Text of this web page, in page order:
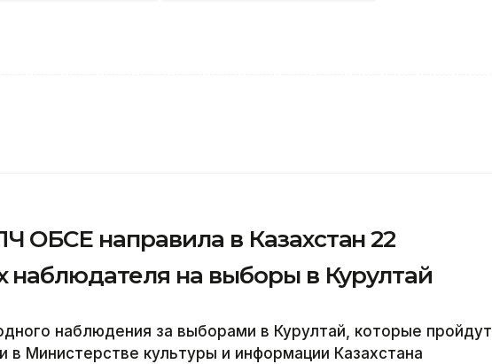
ОБСЕ направила в Казахстан 22
наблюдателя на выборы в Курултай
наблюдения за выборами в Курултай, которые пройдут
в Министерстве культуры и информации Казахстана